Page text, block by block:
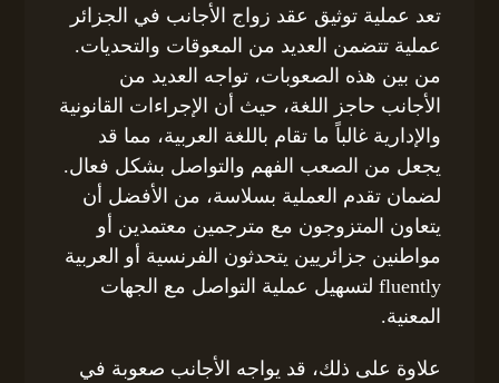
تعد عملية توثيق عقد زواج الأجانب في الجزائر
عملية تتضمن العديد من المعوقات والتحديات.
من بين هذه الصعوبات، تواجه العديد من
الأجانب حاجز اللغة، حيث أن الإجراءات القانونية
والإدارية غالباً ما تقام باللغة العربية، مما قد
يجعل من الصعب الفهم والتواصل بشكل فعال.
لضمان تقدم العملية بسلاسة، من الأفضل أن
يتعاون المتزوجون مع مترجمين معتمدين أو
مواطنين جزائريين يتحدثون الفرنسية أو العربية
fluently لتسهيل عملية التواصل مع الجهات
المعنية.
علاوة على ذلك، قد يواجه الأجانب صعوبة في